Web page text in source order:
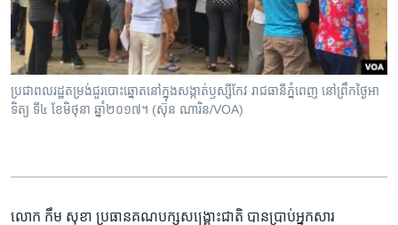
ប្រជាពលរដ្ឋ​តម្រង់​ជួរ​បោះឆ្នោត​នៅ​ក្នុង​សង្កាត់​ឫស្សីកែវ រាជធានី​ភ្នំពេញ នៅ​ព្រឹកថ្ងៃអា
ទិត្យ ទី៤ ខែមិថុនា ឆ្នាំ២០១៧។ (ស៊ុន ណារិន/VOA)
លោក កឹម សុខា ប្រធានគណបក្ស​សង្គ្រោះជាតិ បាន​ប្រាប់អ្នកសារ